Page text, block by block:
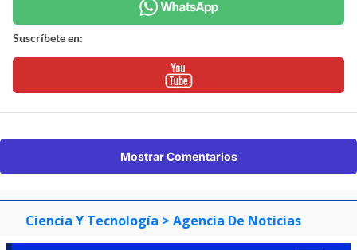
Suscríbete en:
Mostrar Comentarios
Ciencia Y Tecnología > Agencia De Noticias